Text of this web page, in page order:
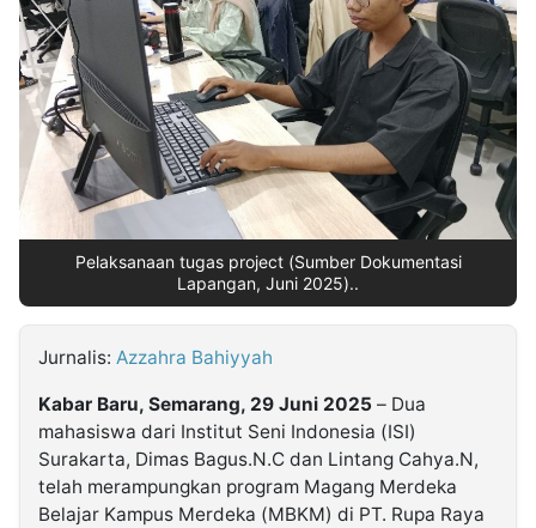
Insight
NTB
Suara
Time
Lens
IDN
Daily
Jogja
Jalan
Rakyat
Idealita
News
Kita
Notice
Dinamikapost.com
Radar
Baru
Seedbacklink
Follow
Kabarbaru
Kabarbaru.co
2026
Pelaksanaan tugas project (Sumber Dokumentasi
Lapangan, Juni 2025)..
Jurnalis: Azzahra Bahiyyah
Kabar Baru, Semarang, 29 Juni 2025 – Dua
mahasiswa dari Institut Seni Indonesia (ISI)
Surakarta, Dimas Bagus.N.C dan Lintang Cahya.N,
telah merampungkan program Magang Merdeka
Belajar Kampus Merdeka (MBKM) di PT. Rupa Raya